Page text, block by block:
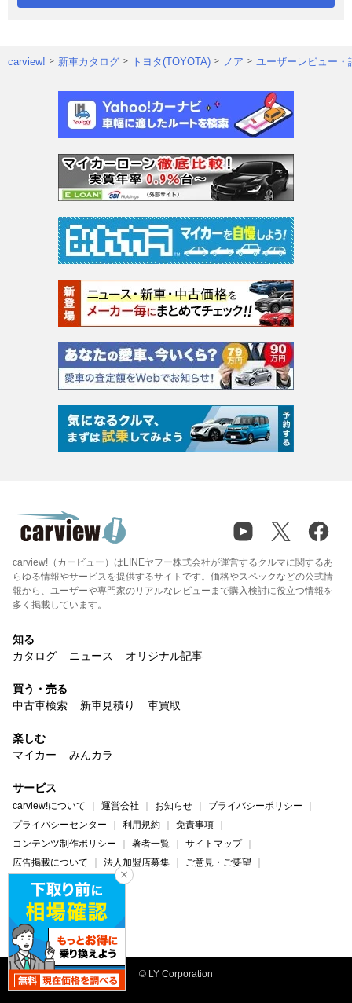
carview! 新車カタログ トヨタ(TOYOTA) ノア ユーザーレビュー・
carview!（カービュー）はLINEヤフー株式会社が運営するクルマに関するあ
らゆる情報やサービスを提供するサイトです。価格やスペックなどの公式情
報から、ユーザーや専門家のリアルなレビューまで購入検討に役立つ情報を
多く掲載しています。
知る
カタログ
ニュース オリジナル記事
買う・売る
中古車検索
新車見積り 車買取
楽しむ
マイカー
みんカラ
サービス
carview!について 運営会社 お知らせ
プライバシーポリシー
プライバシーセンター
利用規約
免責事項
コンテンツ制作ポリシー
著者一覧
サイトマップ
広告掲載について
法人加盟店募集
ご意見・ご要望
ヘルプ・お問い合わせ
carview! Yahoo! JAPAN
© LY Corporation